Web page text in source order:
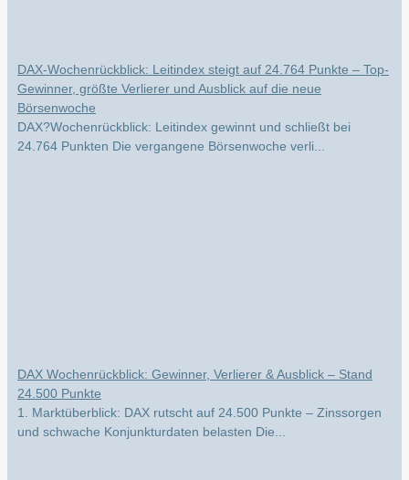
Gewinner, größte Verlierer und Ausblick auf die neue
Börsenwoche
DAX?Wochenrückblick: Leitindex gewinnt und schließt bei
24.764 Punkten Die vergangene Börsenwoche verli...
24.500 Punkte
1. Marktüberblick: DAX rutscht auf 24.500 Punkte – Zinssorgen
und schwache Konjunkturdaten belasten Die...